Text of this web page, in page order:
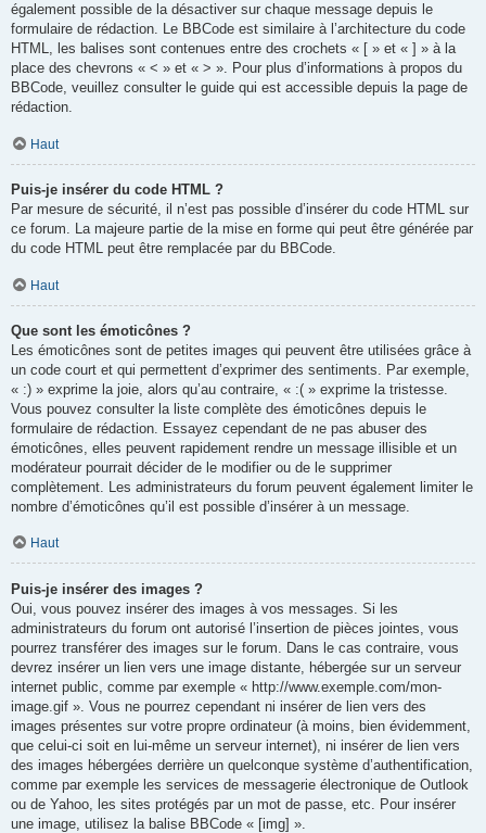
également possible de la désactiver sur chaque message depuis le
formulaire de rédaction. Le BBCode est similaire à l’architecture du code
HTML, les balises sont contenues entre des crochets « [ » et « ] » à la
place des chevrons « < » et « > ». Pour plus d’informations à propos du
BBCode, veuillez consulter le guide qui est accessible depuis la page de
rédaction.
Haut
Puis-je insérer du code HTML ?
Par mesure de sécurité, il n’est pas possible d’insérer du code HTML sur
ce forum. La majeure partie de la mise en forme qui peut être générée par
du code HTML peut être remplacée par du BBCode.
Haut
Que sont les émoticônes ?
Les émoticônes sont de petites images qui peuvent être utilisées grâce à
un code court et qui permettent d’exprimer des sentiments. Par exemple,
« :) » exprime la joie, alors qu’au contraire, « :( » exprime la tristesse.
Vous pouvez consulter la liste complète des émoticônes depuis le
formulaire de rédaction. Essayez cependant de ne pas abuser des
émoticônes, elles peuvent rapidement rendre un message illisible et un
modérateur pourrait décider de le modifier ou de le supprimer
complètement. Les administrateurs du forum peuvent également limiter le
nombre d’émoticônes qu’il est possible d’insérer à un message.
Haut
Puis-je insérer des images ?
Oui, vous pouvez insérer des images à vos messages. Si les
administrateurs du forum ont autorisé l’insertion de pièces jointes, vous
pourrez transférer des images sur le forum. Dans le cas contraire, vous
devrez insérer un lien vers une image distante, hébergée sur un serveur
internet public, comme par exemple « http://www.exemple.com/mon-
image.gif ». Vous ne pourrez cependant ni insérer de lien vers des
images présentes sur votre propre ordinateur (à moins, bien évidemment,
que celui-ci soit en lui-même un serveur internet), ni insérer de lien vers
des images hébergées derrière un quelconque système d’authentification,
comme par exemple les services de messagerie électronique de Outlook
ou de Yahoo, les sites protégés par un mot de passe, etc. Pour insérer
une image, utilisez la balise BBCode « [img] ».